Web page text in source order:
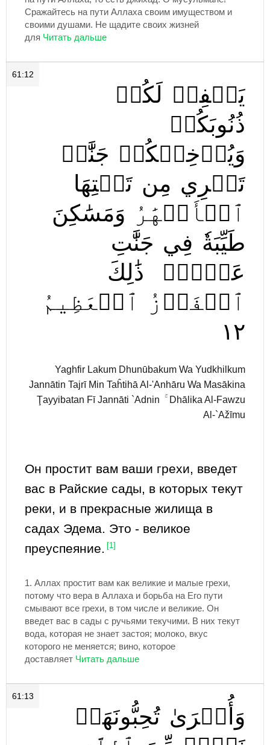
Сражайтесь на пути Аллаха своим имуществом и
своими душами. Не щадите своих жизней
для
61:12
يَغۡفِرۡ لَكُمۡ
ذُنُوبَكُمۡ
وَيُدۡخِلۡكُمۡ جَنَّٰتٖ
تَجۡرِي مِن تَحۡتِهَا
ٱلۡأَنۡهَٰرُ وَمَسَٰكِنَ
طَيِّبَةٗ فِي جَنَّٰتِ
عَدۡنٖۚ
ذَٰلِكَ
ٱلۡفَوۡزُ
ٱلۡعَظِيمُ
١٢
Yaghfir Lakum Dhunūbakum Wa Yudkhilkum
Jannātin Tajrī Min Taĥtihā Al-'Anhāru Wa Masākina
Ţayyibatan Fī Jannāti `Adnin ۚ Dhālika Al-Fawzu
Al-`Ažīmu
Он простит вам ваши грехи, введет
вас в Райские сады, в которых текут
реки, и в прекрасные жилища в
садах Эдема. Это - великое
преуспеяние.
[1]
1. Аллах простит вам как великие и малые грехи,
потому что вера в Аллаха и борьба на Его пути
смывают все грехи, в том числе и великие. Он
введет вас в сады с ручьями текучими. В них текут
вода, которая не знает застоя; молоко, вкус
которого не меняется; вино, которое
доставляет
61:13
وَأُخۡرَىٰ تُحِبُّونَهَاۖ